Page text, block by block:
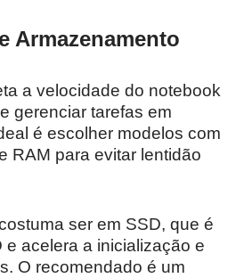
Armazenamento
a velocidade do notebook
gerenciar tarefas em
é escolher modelos com
RAM para evitar lentidão
ser em SSD, que é
e acelera a inicialização e
O recomendado é um